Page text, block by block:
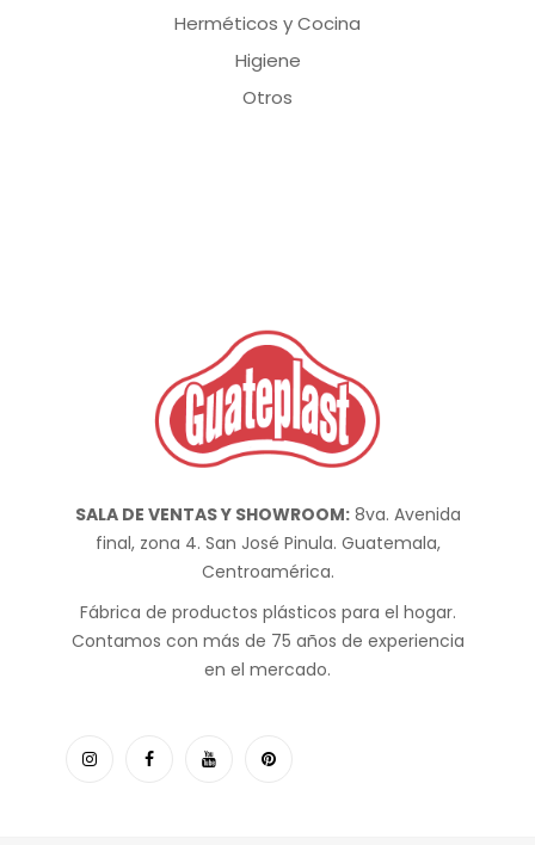
Herméticos y Cocina
Higiene
Otros
SALA DE VENTAS Y SHOWROOM:8va. Avenida
final, zona 4. San José Pinula. Guatemala,
Centroamérica.
Fábrica de productos plásticos para el hogar.
Contamos con más de 75 años de experiencia
en el mercado.